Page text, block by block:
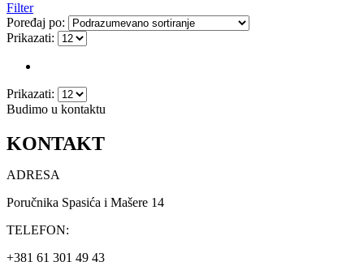
Filter
Poređaj po:
Prikazati:
Prikazati:
Budimo u kontaktu
KONTAKT
ADRESA
Poručnika Spasića i Mašere 14
TELEFON:
+381 61 301 49 43